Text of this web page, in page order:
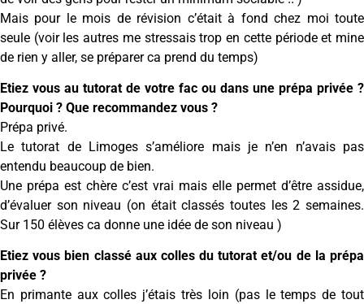
Mais pour le mois de révision c’était à fond chez moi toute
seule (voir les autres me stressais trop en cette période et mine
de rien y aller, se préparer ca prend du temps)
Etiez vous au tutorat de votre fac ou dans une prépa privée ?
Pourquoi ? Que recommandez vous ?
Prépa privé.
Le tutorat de Limoges s’améliore mais je n’en n’avais pas
entendu beaucoup de bien.
Une prépa est chère c’est vrai mais elle permet d’être assidue,
d’évaluer son niveau (on était classés toutes les 2 semaines.
Sur 150 élèves ca donne une idée de son niveau )
Etiez vous bien classé aux colles du tutorat et/ou de la prépa
privée ?
En primante aux colles j’étais très loin (pas le temps de tout